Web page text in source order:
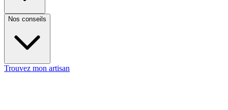
Nos conseils
Trouvez mon artisan